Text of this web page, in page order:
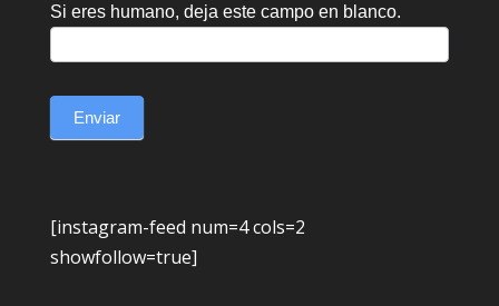
Si eres humano, deja este campo en blanco.
Enviar
[instagram-feed num=4 cols=2
showfollow=true]